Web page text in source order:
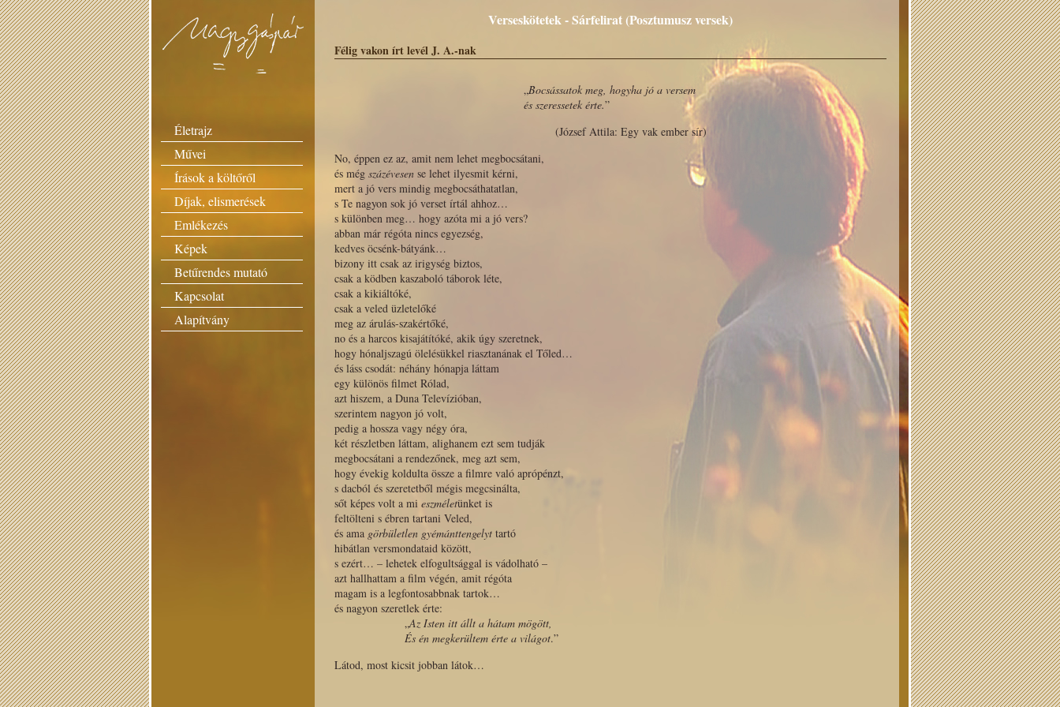
Életrajz
Művei
Írások a költőről
Díjak, elismerések
Emlékezés
Képek
Betűrendes mutató
Kapcsolat
Alapítvány
Verseskötetek - Sárfelirat (Posztumusz versek)
Félig vakon írt levél J. A.-nak
„Bocsássatok meg, hogyha jó a versem
és szeressetek érte.”
(József Attila: Egy vak ember sír)
No, éppen ez az, amit nem lehet megbocsátani,
és még százévesen se lehet ilyesmit kérni,
mert a jó vers mindig megbocsáthatatlan,
s Te nagyon sok jó verset írtál ahhoz…
s különben meg… hogy azóta mi a jó vers?
abban már régóta nincs egyezség,
kedves öcsénk-bátyánk…
bizony itt csak az irigység biztos,
csak a ködben kaszaboló táborok léte,
csak a kikiáltóké,
csak a veled üzletelőké
meg az árulás-szakértőké,
no és a harcos kisajátítóké, akik úgy szeretnek,
hogy hónaljszagú ölelésükkel riasztanának el Tőled…
és láss csodát: néhány hónapja láttam
egy különös filmet Rólad,
azt hiszem, a Duna Televízióban,
szerintem nagyon jó volt,
pedig a hossza vagy négy óra,
két részletben láttam, alighanem ezt sem tudják
megbocsátani a rendezőnek, meg azt sem,
hogy évekig koldulta össze a filmre való aprópénzt,
s dacból és szeretetből mégis megcsinálta,
sőt képes volt a mi eszméletünket is
feltölteni s ébren tartani Veled,
és ama görbületlen gyémánttengelyt tartó
hibátlan versmondataid között,
s ezért… – lehetek elfogultsággal is vádolható –
azt hallhattam a film végén, amit régóta
magam is a legfontosabbnak tartok…
és nagyon szeretlek érte:
„Az Isten itt állt a hátam mögött,
És én megkerültem érte a világot.”
Látod, most kicsit jobban látok…